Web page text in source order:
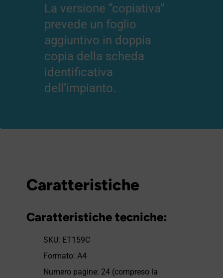
La versione “copiativa”
prevede un foglio
aggiuntivo in doppia
copia della scheda
identificativa
dell’impianto.
Caratteristiche
Caratteristiche tecniche:
SKU: ET159C
Formato: A4
Numero pagine: 24 (compreso la